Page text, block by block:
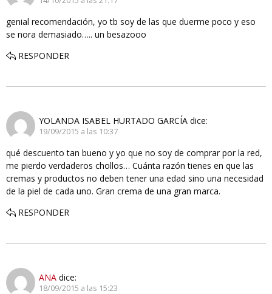
genial recomendación, yo tb soy de las que duerme poco y eso
se nora demasiado….. un besazooo
RESPONDER
YOLANDA ISABEL HURTADO GARCÍA dice:
19/09/2015 a las 10:37
qué descuento tan bueno y yo que no soy de comprar por la red,
me pierdo verdaderos chollos… Cuánta razón tienes en que las
cremas y productos no deben tener una edad sino una necesidad
de la piel de cada uno. Gran crema de una gran marca.
RESPONDER
ANA dice:
18/09/2015 a las 15:23